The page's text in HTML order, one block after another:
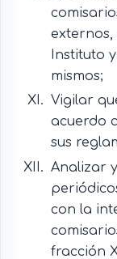
externos,
Instituto
mismos;
Vigilar
acuerdo
sus
Analizar
con la
fracción